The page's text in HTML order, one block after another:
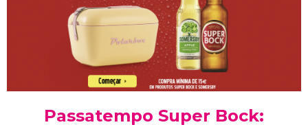
Passatempo Super Bock: